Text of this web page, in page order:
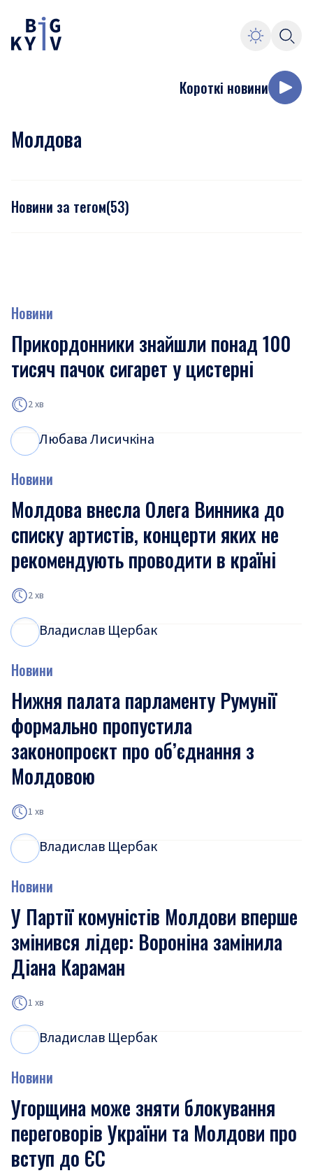
Короткі новини
Молдова
Новини за тегом(53)
Новини
Прикордонники знайшли понад 100
тисяч пачок сигарет у цистерні
2 хв
Любава Лисичкіна
Новини
Молдова внесла Олега Винника до
списку артистів, концерти яких не
рекомендують проводити в країні
2 хв
Владислав Щербак
Новини
Нижня палата парламенту Румунії
формально пропустила
законопроєкт про об’єднання з
Молдовою
1 хв
Владислав Щербак
Новини
У Партії комуністів Молдови вперше
змінився лідер: Вороніна замінила
Діана Караман
1 хв
Владислав Щербак
Новини
Угорщина може зняти блокування
переговорів України та Молдови про
вступ до ЄС